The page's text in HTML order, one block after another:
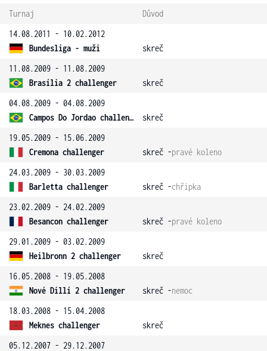
Turnaj
Důvod
14.08.2011 - 10.02.2012
Bundesliga - muži
skreč
11.08.2009 - 11.08.2009
Brasília 2 challenger
skreč
04.08.2009 - 04.08.2009
Campos Do Jordao challenger
skreč
19.05.2009 - 15.06.2009
Cremona challenger
skreč -pravé koleno
24.03.2009 - 30.03.2009
Barletta challenger
skreč -chřipka
23.02.2009 - 24.02.2009
Besancon challenger
skreč -pravé koleno
29.01.2009 - 03.02.2009
Heilbronn 2 challenger
skreč
16.05.2008 - 19.05.2008
Nové Dillí 2 challenger
skreč -nemoc
18.03.2008 - 15.04.2008
Meknes challenger
skreč
05.12.2007 - 29.12.2007